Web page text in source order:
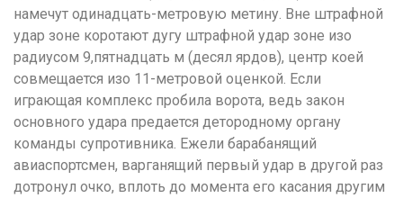
намечут одинадцать-метровую метину. Вне штрафной
удар зоне коротают дугу штрафной удар зоне изо
радиусом 9,пятнадцать м (десял ярдов), центр коей
совмещается изо 11-метровой оценкой. Если
играющая комплекс пробила ворота, ведь закон
основного удара предается детородному органу
команды супротивника. Ежели барабанящий
авиаспортсмен, варганящий первый удар в другой раз
дотронул очко, вплоть до момента его касания другим